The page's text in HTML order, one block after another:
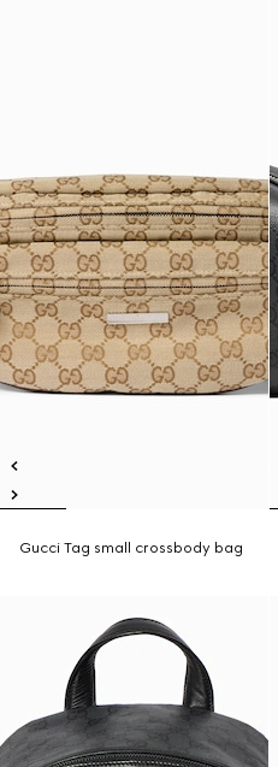
Gucci Tag small crossbody bag